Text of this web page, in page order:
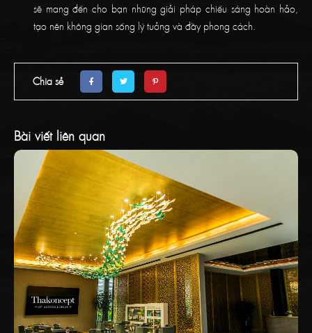
sẽ mang đến cho bạn những giải pháp chiếu sáng hoàn hảo,
tạo nên không gian sống lý tưởng và đầy phong cách.
Chia sẻ
Bài viết liên quan